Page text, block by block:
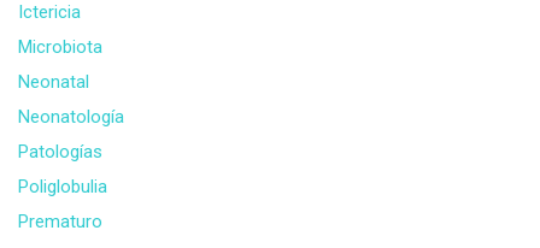
Ictericia
Microbiota
Neonatal
Neonatología
Patologías
Poliglobulia
Prematuro